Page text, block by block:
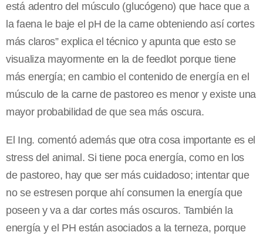
está adentro del músculo (glucógeno) que hace que a
la faena le baje el pH de la carne obteniendo así cortes
más claros” explica el técnico y apunta que esto se
visualiza mayormente en la de feedlot porque tiene
más energía; en cambio el contenido de energía en el
músculo de la carne de pastoreo es menor y existe una
mayor probabilidad de que sea más oscura.
El Ing. comentó además que otra cosa importante es el
stress del animal. Si tiene poca energía, como en los
de pastoreo, hay que ser más cuidadoso; intentar que
no se estresen porque ahí consumen la energía que
poseen y va a dar cortes más oscuros. También la
energía y el PH están asociados a la terneza, porque